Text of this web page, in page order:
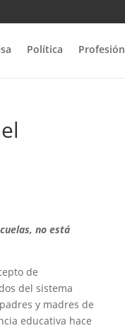
Política Profesión
no está
de
del sistema
y madres de
educativa hace